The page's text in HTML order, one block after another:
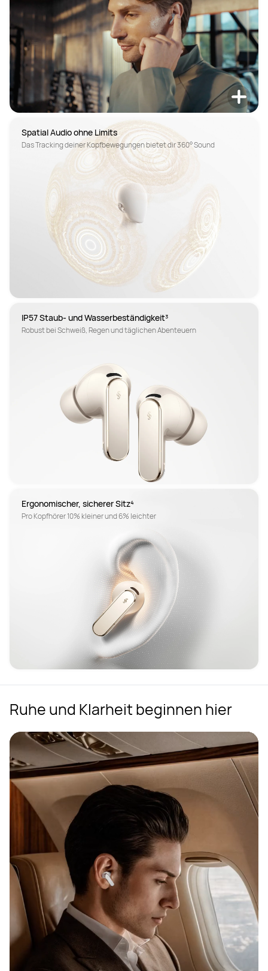
Spatial Audio ohne Limits
Das Tracking deiner Kopfbewegungen bietet dir 360° Sound
IP57 Staub- und Wasserbeständigkeit³
Robust bei Schweiß, Regen und täglichen Abenteuern
Ergonomischer, sicherer Sitz⁴
Pro Kopfhörer 10% kleiner und 6% leichter
Ruhe und Klarheit beginnen hier